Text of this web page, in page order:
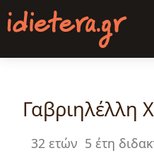
Παράκαμψη
προς
κυρίως
Γαβριηλέλλη
32 ετών 5 έτη